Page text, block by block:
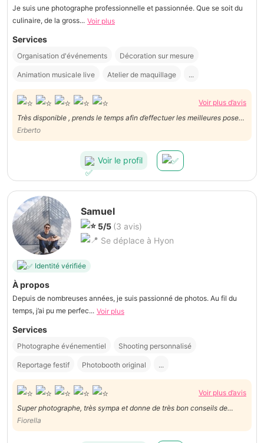
Je suis une photographe professionnelle et passionnée. Que se soit du
culinaire, de la gross... Voir plus
Services
Organisation d'événements Décoration sur mesure
Animation musicale live Atelier de maquillage ...
Voir plus d’avis
Très disponible , prends le temps afin d’effectuer les meilleures poses.
Ravi de la prestation. Merci!
Erberto
Voir le profil
Samuel
5/5 (3 avis)
Se déplace à Hyon
Identité vérifiée
À propos
Depuis de nombreuses années, je suis passionné de photos. Au fil du
temps, j’ai pu me perfec... Voir plus
Services
Photographe événementiel Shooting personnalisé
Reportage festif Photobooth original ...
Voir plus d’avis
Super photographe, très sympa et donne de très bon conseils de
poses, je le recommande vivement
Fiorella